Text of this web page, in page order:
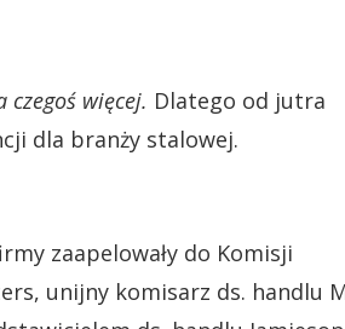
czegoś więcej. Dlatego od jutra
dla branży stalowej.
zaapelowały do Komisji
unijny komisarz ds. handlu